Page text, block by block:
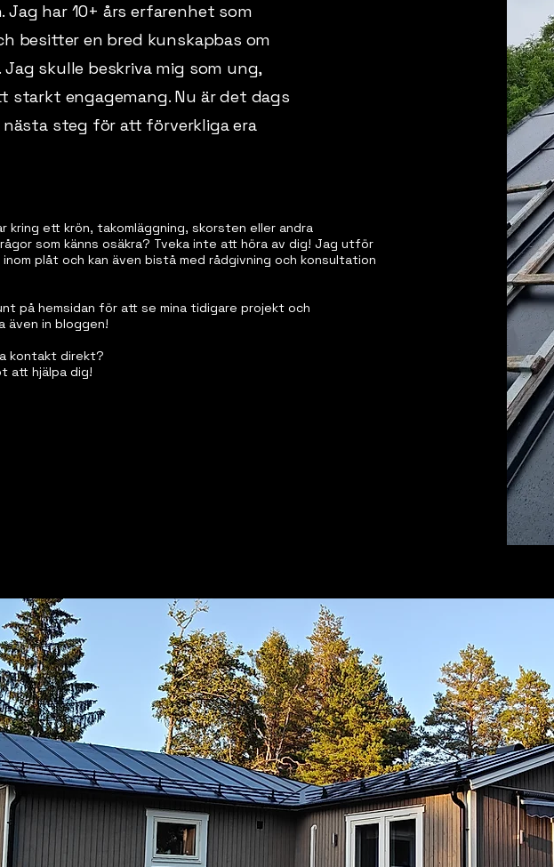
Jag har 10+ års erfarenhet som
besitter en bred kunskapbas om
skulle beskriva mig som ung,
starkt engagemang. Nu är det dags
steg för att förverkliga era
kring ett krön, takomläggning, skorsten eller andra
som känns osäkra? Tveka inte att höra av dig! Jag utför
plåt och kan även bistå med rådgivning och konsultation
på hemsidan för att se mina tidigare projekt och
även in bloggen!
kontakt direkt?
att hjälpa dig!